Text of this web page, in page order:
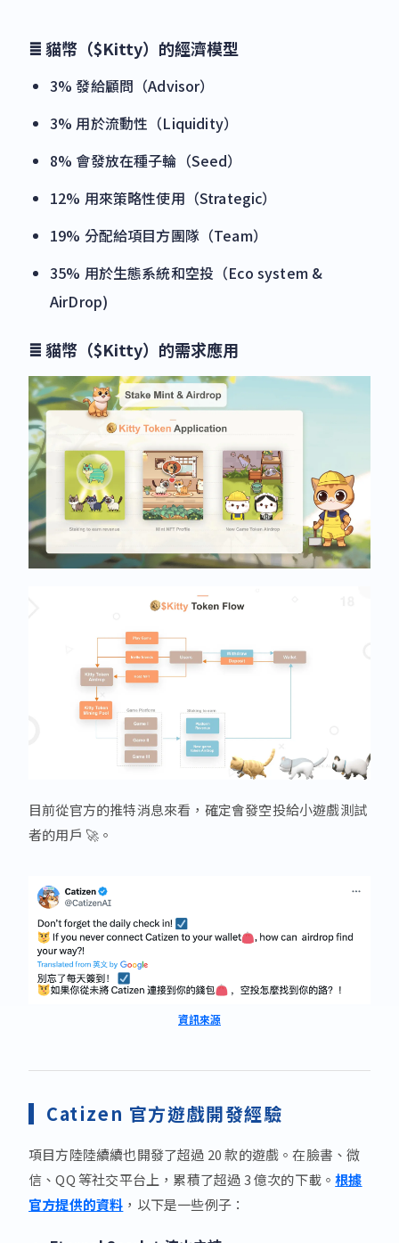
≣ 貓幣（$Kitty）的經濟模型
3% 發給顧問（Advisor）
3% 用於流動性（Liquidity）
8% 會發放在種子輪（Seed）
12% 用來策略性使用（Strategic）
19% 分配給項目方團隊（Team）
35% 用於生態系統和空投（Eco system &
AirDrop)
≣ 貓幣（$Kitty）的需求應用
目前從官方的推特消息來看，確定會發空投給小遊戲測試
者的用戶 🚀。
資訊來源
Catizen 官方遊戲開發經驗
項目方陸陸續續也開發了超過 20 款的遊戲。在臉書、微
信、QQ 等社交平台上，累積了超過 3 億次的下載。根據
官方提供的資料 ，以下是一些例子：